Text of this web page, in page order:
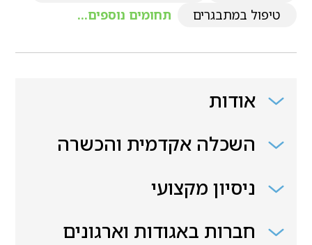
טיפול במתבגרים
תחומים נוספים...
אודות
השכלה אקדמית והכשרה
ניסיון מקצועי
חברות באגודות וארגונים